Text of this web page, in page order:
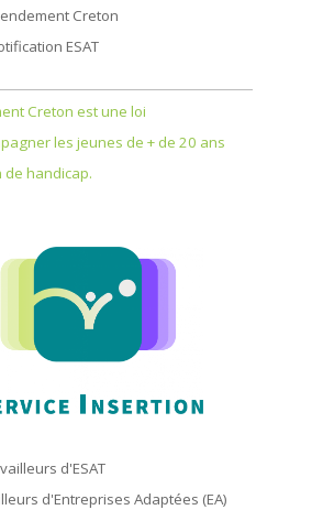
Creton
ESAT
Creton est une loi
les jeunes de + de 20 ans
handicap.
d'ESAT
d'Entreprises Adaptées (EA)